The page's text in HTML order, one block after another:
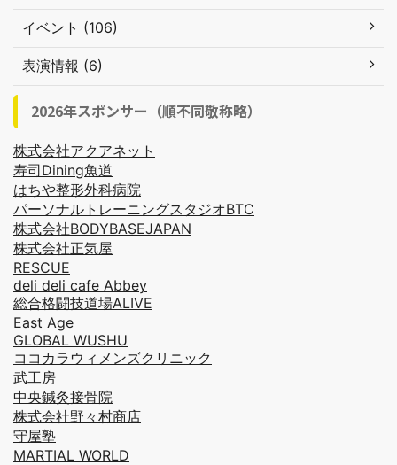
イベント (106)
表演情報 (6)
2026年スポンサー（順不同敬称略）
株式会社アクアネット
寿司Dining魚道
はちや整形外科病院
パーソナルトレーニングスタジオBTC
株式会社BODYBASEJAPAN
株式会社正気屋
RESCUE
deli deli cafe Abbey
総合格闘技道場ALIVE
East Age
GLOBAL WUSHU
ココカラウィメンズクリニック
武工房
中央鍼灸接骨院
株式会社野々村商店
守屋塾
MARTIAL WORLD